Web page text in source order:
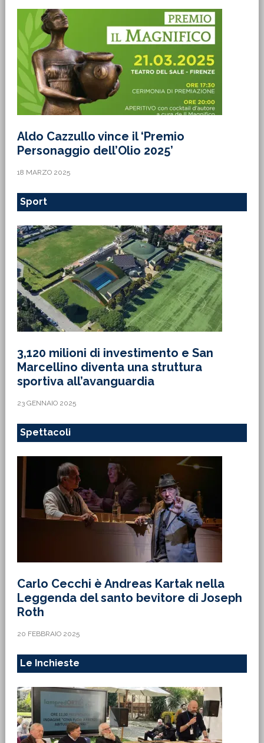
Aldo Cazzullo vince il ‘Premio
Personaggio dell’Olio 2025’
18 MARZO 2025
Sport
3,120 milioni di investimento e San
Marcellino diventa una struttura
sportiva all’avanguardia
23 GENNAIO 2025
Spettacoli
Carlo Cecchi è Andreas Kartak nella
Leggenda del santo bevitore di Joseph
Roth
20 FEBBRAIO 2025
Le Inchieste